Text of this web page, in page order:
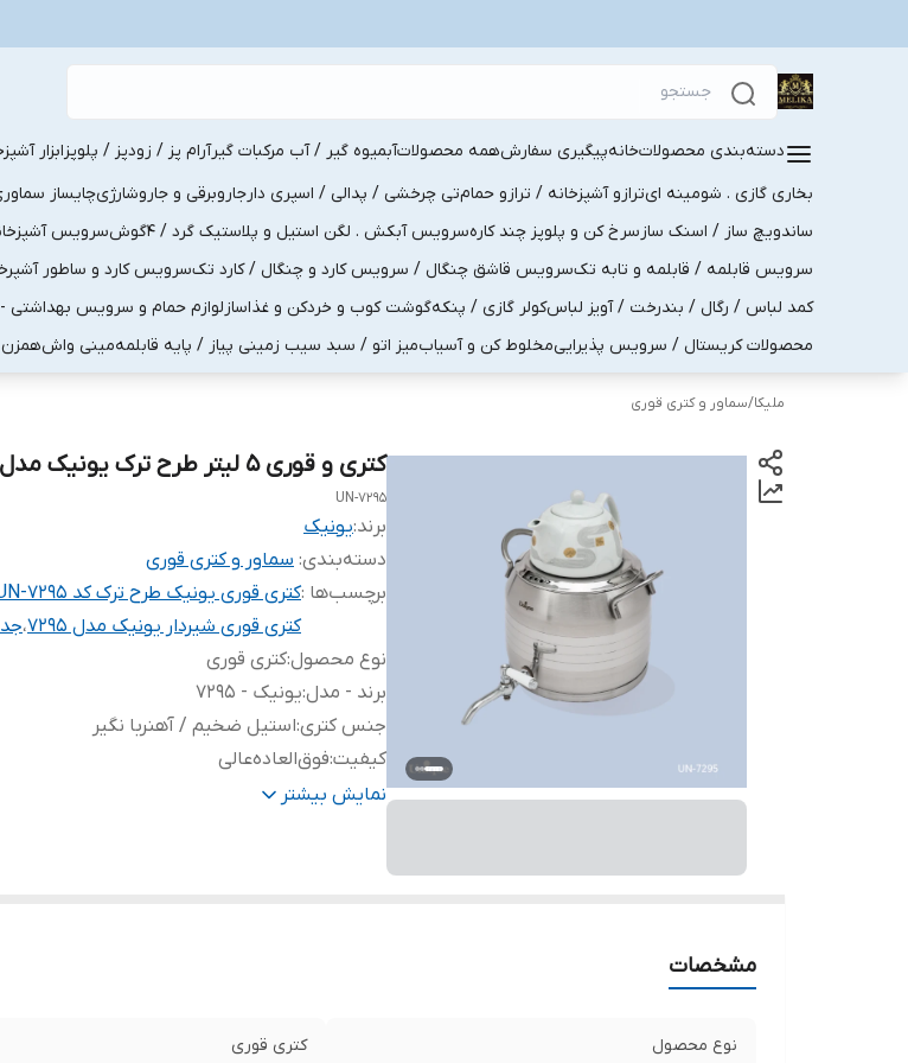
دسته‌بندی محصولاتخانهپیگیری سفارشهمه محصولاتآبمیوه گیر / آب مرکبات گیرآرام پز / زودپز / پلوپزابزار
بخاری گازی . شومینه ایترازو آشپزخانه / ترازو حمامتی چرخشی / پدالی / اسپری دارجاروبرقی و جاروشارژیچایساز
ساندویچ ساز / اسنک سازسرخ کن و پلوپز چند کارهسرویس آبکش . لگن استیل و پلاستیک گرد / 4گوش سرویس
سرویس قابلمه / قابلمه و تابه تکسرویس قاشق چنگال / سرویس کارد و چنگال / کارد تکسرویس کارد و ساطور
کمد لباس / رگال / بندرخت / آویز لباسکولر گازی / پنکهگوشت کوب و خردکن و غذاسازلوازم حمام و سرویس بهداشتی
محصولات کریستال / سرویس پذیراییمخلوط کن و آسیابمیز اتو / سبد سیب زمینی پیاز / پایه قابلمهمینی واشهمزن
ملیکا/سماور و کتری قوری
کتری و قوری 5 لیتر طرح ترک یونیک مدل UN-7295
UN-7295
برند:یونیک
دسته‌بندی: سماور و کتری قوری
برچسب‌ها :کتری قوری یونیک طرح ترک کد UN-7295
کتری قوری شیردار یونیک مدل ۷۲۹۵
،
نوع محصول:کتری قوری
برند - مدل:یونیک - 7295
جنس کتری:استیل ضخیم / آهنربا نگیر
کیفیت:فوق‌العاده‌عالی
سایز کتری:۵لیتر
نمایش بیشتر
مشخصات
نوع محصول کتری قوری